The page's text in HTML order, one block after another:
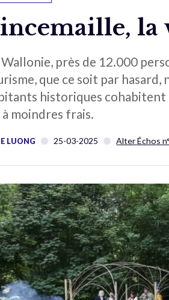
la
Wallonie, près de 12.000
que ce soit par hasard,
historiques cohabitent
à moindres frais.
LUONG 25-03-2025 Alter Échos